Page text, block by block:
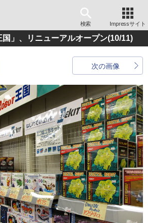
検索 Impressサイト
国」、リニューアルオープン(10/11)
次の画像